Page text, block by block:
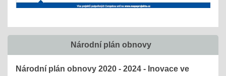
Národní plán obnovy
Národní plán obnovy 2020 - 2024 - Inovace ve